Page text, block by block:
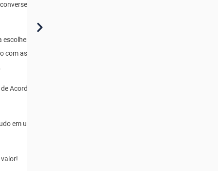
com a
o Multi
com as suas
Acordo com
em uma única